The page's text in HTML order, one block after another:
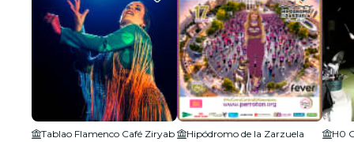
Tablao Flamenco Café Ziryab
Hipódromo de la Zarzuela
H0